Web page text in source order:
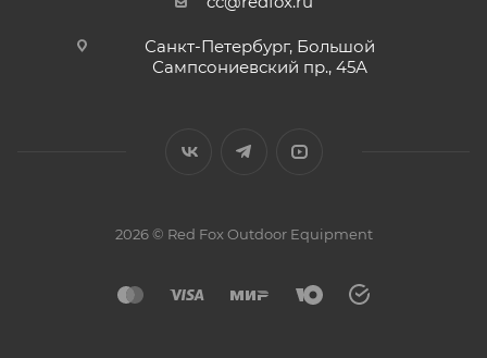
Санкт-Петербург, Большой
Сампсониевский пр., 45А
2026 © Red Fox Outdoor Equipment